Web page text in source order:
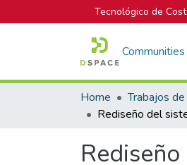
Tecnológico de
Home Trabajos